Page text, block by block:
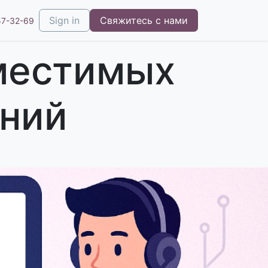
Статьи
32-69 Sign in Свяжитесь с нами